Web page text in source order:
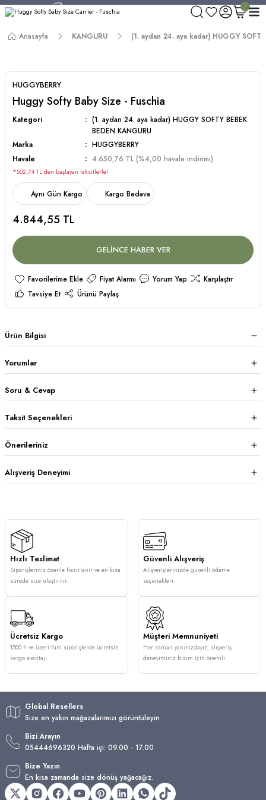
750 TL ve Üzeri Alışverişlerde Kargo Bedava!
Worldwide Shipping!
Anasayfa KANGURU (1. aydan 24. aya kadar) HUGGY
HUGGYBERRY
Huggy Softy Baby Size - Fuschia
Kategori
(1. aydan 24. aya kadar) HUGGY SOFTY BEBEK
BEDEN KANGURU
Marka
HUGGYBERRY
Havale
4.650,76 TL (%4,00 havale indirimi)
*502,74 TL den başlayan taksitlerle!
Aynı Gün Kargo Kargo Bedava
4.844,55 TL
GELİNCE HABER VER
Fiyat Alarmı Yorum Yap
Karşılaştır
Tavsiye Et
Ürünü Paylaş
Ürün Bilgisi
Yorumlar
Soru & Cevap
Taksit Seçenekleri
Önerileriniz
Alışveriş Deneyimi
Hızlı Teslimat
Siparişleriniz özenle hazırlanır ve en kısa
sürede size ulaştırılır.
Güvenli Alışveriş
Alışverişlerinizde güvenli ödeme
seçenekleri.
Ücretsiz Kargo
1500 tl ve üzeri tüm siparişlerde ücretsiz
kargo avantajı.
Müşteri Memnuniyeti
Her zaman yanınızdayız, alışveriş
deneyiminiz bizim için önemli.
Global Resellers
Size en yakın mağazalarımızı görüntüleyin
Bizi Arayın
05444696320 Hafta içi: 09.00 - 17.00
Bize Yazın
En kısa zamanda size dönüş yağacağız.